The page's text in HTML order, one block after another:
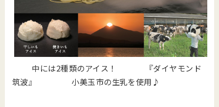
中には2種類のアイス！ 『ダイヤモンド
筑波』 小美玉市の生乳を使用♪